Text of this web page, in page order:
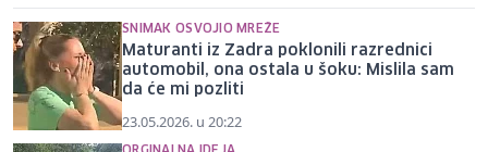
SNIMAK OSVOJIO MREŽE
Maturanti iz Zadra poklonili razrednici
automobil, ona ostala u šoku: Mislila sam
da će mi pozliti
23.05.2026. u 20:22